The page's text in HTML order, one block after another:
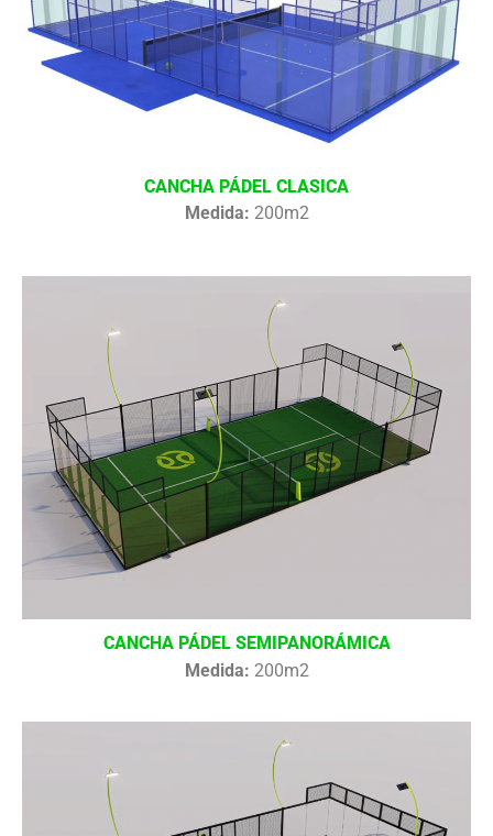
CANCHA PÁDEL CLASICA
Medida: 200m2
CANCHA PÁDEL SEMIPANORÁMICA
Medida: 200m2